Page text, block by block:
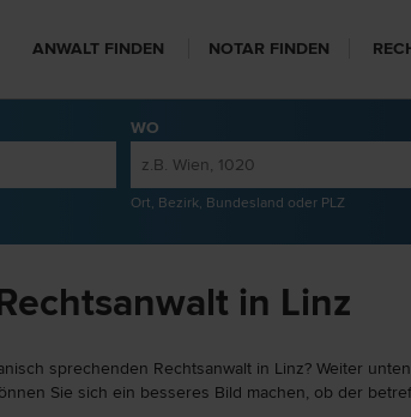
ANWALT FINDEN NOTAR FINDEN
WO
Ort, Bezirk, Bundesland oder PLZ
in Linz
sprechenden Rechtsanwalt in Linz? Weiter
Sie sich ein besseres Bild machen, ob der